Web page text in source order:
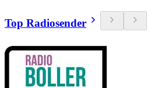
Top Radiosender